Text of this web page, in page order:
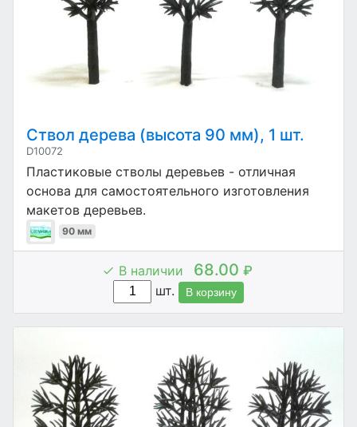
Ствол дерева (высота 90 мм), 1 шт.
D10072
Пластиковые стволы деревьев - отличная
основа для самостоятельного изготовления
макетов деревьев.
90 мм
В наличии 68.00 ₽
шт.
В корзину